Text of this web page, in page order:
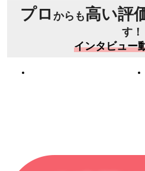
プロ からも高い評
す！
インタビュー